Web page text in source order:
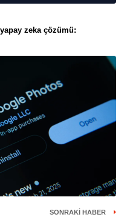
zeka çözümü:
SONRAKI HABER